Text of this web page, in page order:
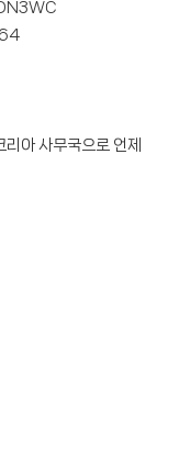
아 사무국으로 언제